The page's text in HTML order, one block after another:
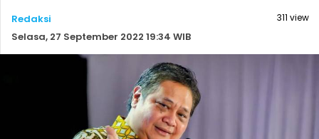
Redaksi
Selasa, 27 September 2022 19:34 WIB
311 view